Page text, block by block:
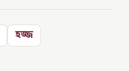
হজ্জ